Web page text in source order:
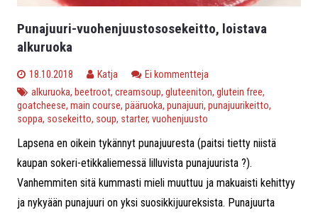
Punajuuri-vuohenjuustososekeitto, loistava
alkuruoka
18.10.2018 Katja
Ei kommentteja
alkuruoka, beetroot, creamsoup, gluteeniton, glutein free,
goatcheese, main course, pääruoka, punajuuri, punajuurikeitto,
soppa, sosekeitto, soup, starter, vuohenjuusto
Lapsena en oikein tykännyt punajuuresta (paitsi tietty niistä
kaupan sokeri-etikkaliemessä lilluvista punajuurista ?).
Vanhemmiten sitä kummasti mieli muuttuu ja makuaisti kehittyy
ja nykyään punajuuri on yksi suosikkijuureksista. Punajuurta